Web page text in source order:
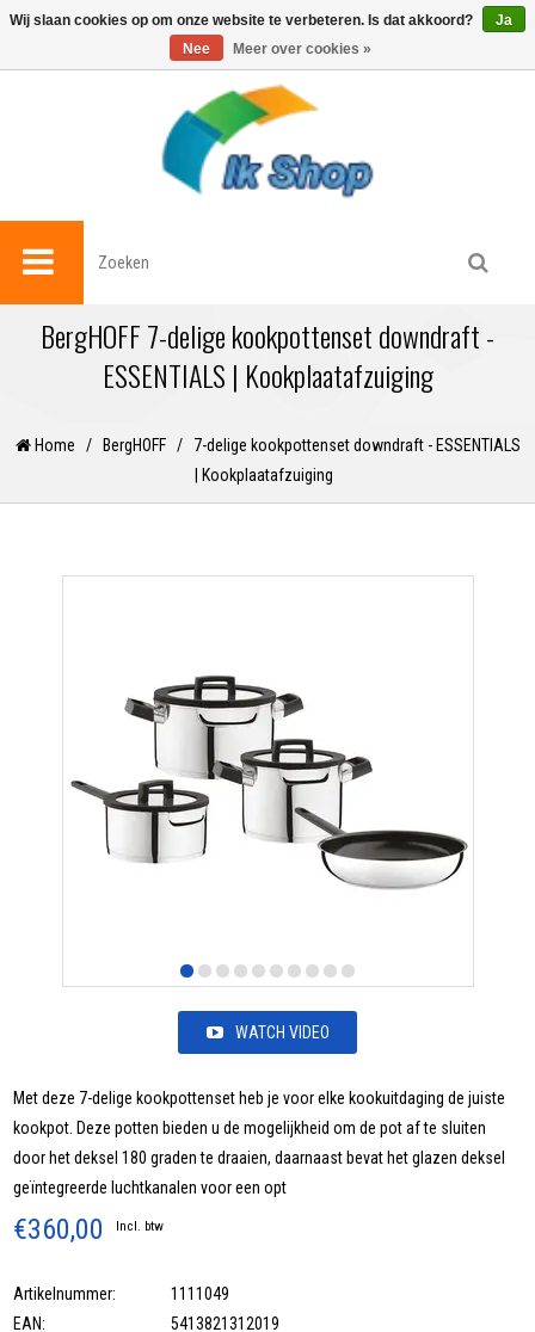
0
BergHOFF 7-delige kookpottenset downdraft -
ESSENTIALS | Kookplaatafzuiging
Home / BergHOFF /
7-delige kookpottenset downdraft - ESSENTIALS
| Kookplaatafzuiging
WATCH VIDEO
Met deze 7-delige kookpottenset heb je voor elke kookuitdaging de juiste
kookpot. Deze potten bieden u de mogelijkheid om de pot af te sluiten
door het deksel 180 graden te draaien, daarnaast bevat het glazen deksel
geïntegreerde luchtkanalen voor een opt
€360,00 Incl. btw
Artikelnummer:
1111049
EAN:
5413821312019
Wij slaan cookies op om onze website te verbeteren. Is dat akkoord?
Ja
Nee
Meer over cookies »